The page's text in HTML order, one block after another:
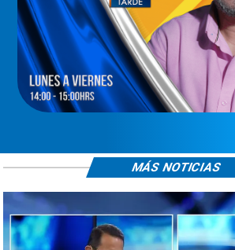
MÁS NOTICIAS